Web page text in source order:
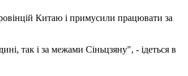
Китаю і примусили працювати за
так і за межами Сіньцзяну", - ідеться в